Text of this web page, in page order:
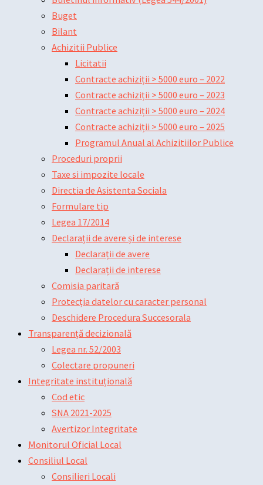
Buget
Bilant
Achizitii Publice
Licitatii
Contracte achiziții > 5000 euro – 2022
Contracte achiziții > 5000 euro – 2023
Contracte achiziții > 5000 euro – 2024
Contracte achiziții > 5000 euro – 2025
Programul Anual al Achizitiilor Publice
Proceduri proprii
Taxe si impozite locale
Directia de Asistenta Sociala
Formulare tip
Legea 17/2014
Declarații de avere și de interese
Declarații de avere
Declarații de interese
Comisia paritară
Protecția datelor cu caracter personal
Deschidere Procedura Succesorala
Transparență decizională
Legea nr. 52/2003
Colectare propuneri
Integritate instituțională
Cod etic
SNA 2021-2025
Avertizor Integritate
Monitorul Oficial Local
Consiliul Local
Consilieri Locali